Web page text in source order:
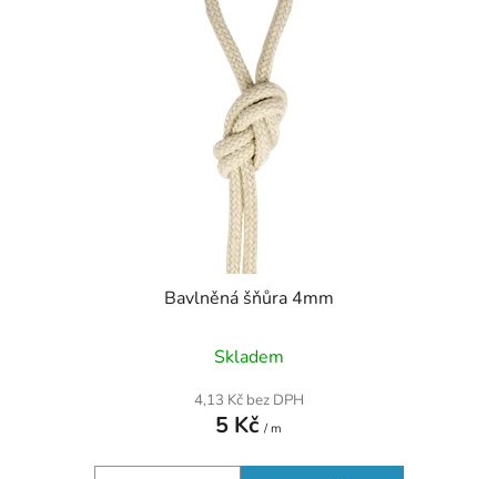
Bavlněná šňůra 4mm
Skladem
4,13 Kč bez DPH
5 Kč / m